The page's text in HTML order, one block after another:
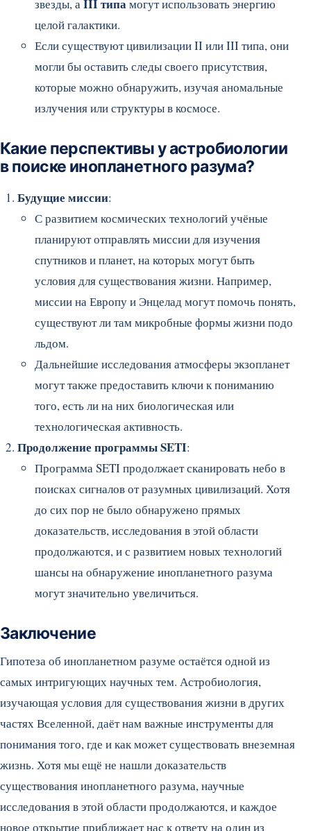
звезды, аIII типамогут использовать энергию
целой галактики.
Если существуют цивилизации II или III типа, они
могли бы оставить следы своего присутствия,
которые можно обнаружить, изучая аномальные
излучения или структуры в космосе.
Какие перспективы у астробиологии
в поиске инопланетного разума?
Будущие миссии:
С развитием космических технологий учёные
планируют отправлять миссии для изучения
спутников и планет, на которых могут быть
условия для существования жизни. Например,
миссии на Европу и Энцелад могут помочь понять,
существуют ли там микробные формы жизни подо
льдом.
Дальнейшие исследования атмосферы экзопланет
могут также предоставить ключи к пониманию
того, есть ли на них биологическая или
технологическая активность.
Продолжение программы SETI:
Программа SETI продолжает сканировать небо в
поисках сигналов от разумных цивилизаций. Хотя
до сих пор не было обнаружено прямых
доказательств, исследования в этой области
продолжаются, и с развитием новых технологий
шансы на обнаружение инопланетного разума
могут значительно увеличиться.
Заключение
Гипотеза об инопланетном разуме остаётся одной из
самых интригующих научных тем. Астробиология,
изучающая условия для существования жизни в других
частях Вселенной, даёт нам важные инструменты для
понимания того, где и как может существовать внеземная
жизнь. Хотя мы ещё не нашли доказательств
существования инопланетного разума, научные
исследования в этой области продолжаются, и каждое
новое открытие приближает нас к ответу на один из